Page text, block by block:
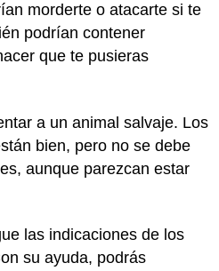
morderte o atacarte si te
podrían contener
que te pusieras
a un animal salvaje. Los
bien, pero no se debe
aunque parezcan estar
las indicaciones de los
su ayuda, podrás